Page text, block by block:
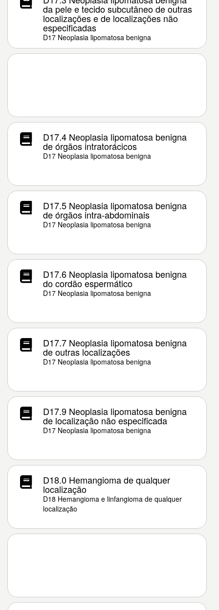
da pele e tecido subcutâneo de outras
localizações e de localizações não
especificadas
D17 Neoplasia lipomatosa benigna
D17.4 Neoplasia lipomatosa benigna
de órgãos intratorácicos
D17 Neoplasia lipomatosa benigna
D17.5 Neoplasia lipomatosa benigna
de órgãos intra-abdominais
D17 Neoplasia lipomatosa benigna
D17.6 Neoplasia lipomatosa benigna
do cordão espermático
D17 Neoplasia lipomatosa benigna
D17.7 Neoplasia lipomatosa benigna
de outras localizações
D17 Neoplasia lipomatosa benigna
D17.9 Neoplasia lipomatosa benigna
de localização não especificada
D17 Neoplasia lipomatosa benigna
D18.0 Hemangioma de qualquer
localização
D18 Hemangioma e linfangioma de qualquer
localização